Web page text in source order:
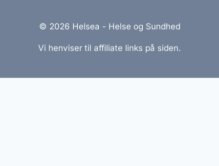
© 2026 Helsea - Helse og Sundhed
Vi henviser til affiliate links på siden.